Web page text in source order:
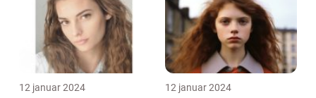
12 januar 2024 12 januar 2024